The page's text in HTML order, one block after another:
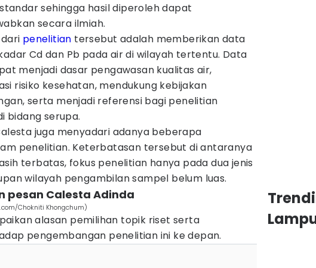
sehingga hasil diperoleh dapat
secara ilmiah.
penelitian tersebut adalah memberikan data
Cd dan Pb pada air di wilayah tertentu. Data
menjadi dasar pengawasan kualitas air,
risiko kesehatan, mendukung kebijakan
serta menjadi referensi bagi penelitian
bidang serupa.
juga menyadari adanya beberapa
penelitian. Keterbatasan tersebut di antaranya
terbatas, fokus penelitian hanya pada dua jenis
wilayah pengambilan sampel belum luas.
pesan Calesta Adinda
Chokniti Khongchum)
alasan pemilihan topik riset serta
pengembangan penelitian ini ke depan.